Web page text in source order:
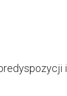
i